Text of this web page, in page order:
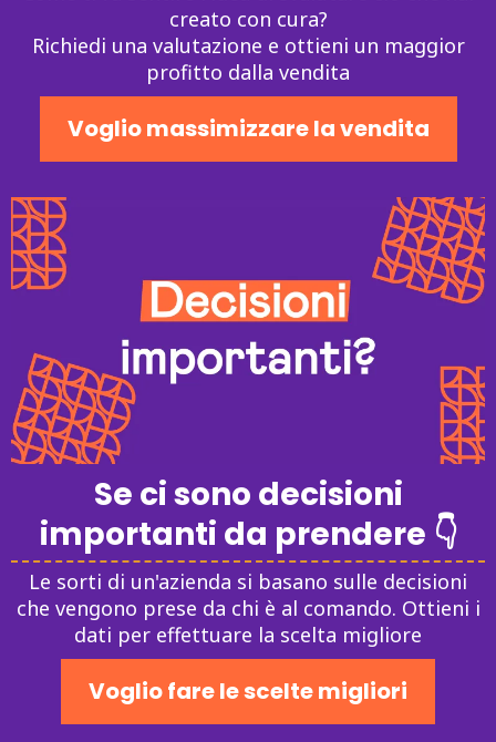
creato con cura?
Richiedi una valutazione e ottieni un maggior
profitto dalla vendita
Voglio massimizzare la vendita
Se ci sono decisioni
importanti da prendere 👇
Le sorti di un'azienda si basano sulle decisioni
che vengono prese da chi è al comando. Ottieni i
dati per effettuare la scelta migliore
Voglio fare le scelte migliori